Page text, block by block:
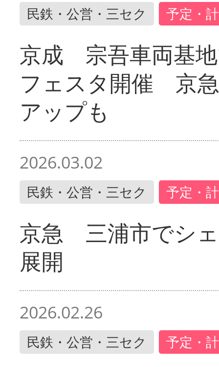
民鉄・公営・三セク 予定・
京成 宗吾車両基
フェスタ開催 京
アップも
2026.03.02
民鉄・公営・三セク 予定・
京急 三浦市でシ
展開
2026.02.26
民鉄・公営・三セク 予定・